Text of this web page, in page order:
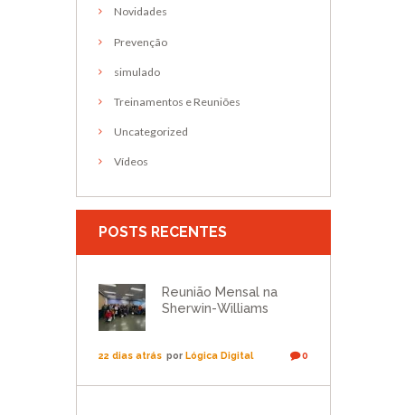
Novidades
Prevenção
simulado
Treinamentos e Reuniões
Uncategorized
Vídeos
POSTS RECENTES
Reunião Mensal na
Sherwin-Williams
22 dias atrás porLógica Digital 0